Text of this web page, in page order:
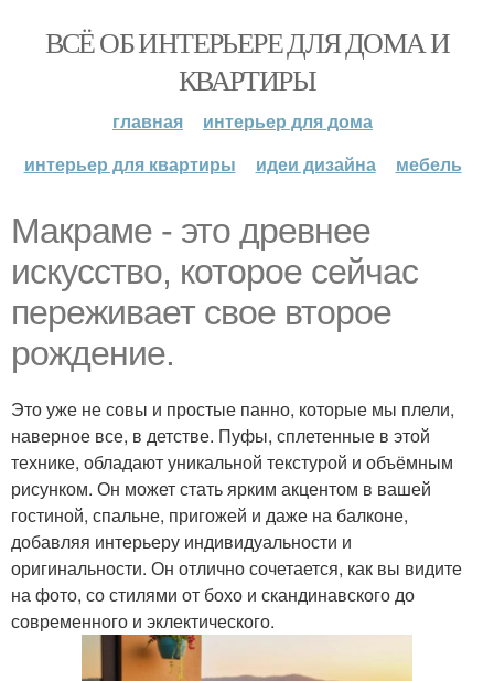
ВСЁ ОБ ИНТЕРЬЕРЕ ДЛЯ ДОМА И
КВАРТИРЫ
главная
интерьер для дома
интерьер для квартиры
идеи дизайна мебель
Макраме - это древнее
искусство, которое сейчас
переживает свое второе
рождение.
Это уже не совы и простые панно, которые мы плели,
наверное все, в детстве. Пуфы, сплетенные в этой
технике, обладают уникальной текстурой и объёмным
рисунком. Он может стать ярким акцентом в вашей
гостиной, спальне, пригожей и даже на балконе,
добавляя интерьеру индивидуальности и
оригинальности. Он отлично сочетается, как вы видите
на фото, со стилями от бохо и скандинавского до
современного и эклектического.